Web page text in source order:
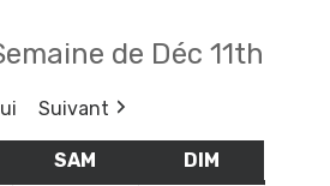
de Déc 11th
Suivant
SAM DIM